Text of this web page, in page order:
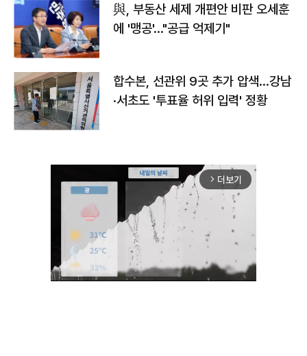
與, 부동산 세제 개편안 비판 오세훈
에 '맹공'…"공급 억제기"
합수본, 선관위 9곳 추가 압색…강남
·서초도 '투표율 허위 입력' 정황
arrow_forward_ios 더보기